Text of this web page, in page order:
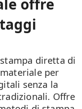
offre
diretta di
per
senza la
Offre